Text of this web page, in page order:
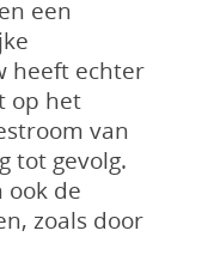
een
heeft echter
op het
van
tot gevolg.
ook de
zoals door